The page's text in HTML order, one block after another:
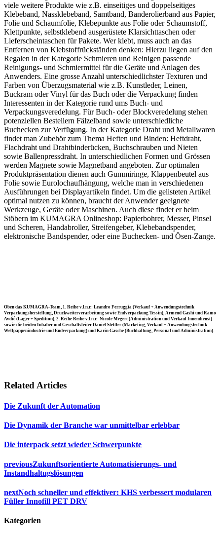
viele weitere Produkte wie z.B. einseitiges und doppelseitiges
Klebeband, Nassklebeband, Samtband, Banderolierband aus Papier,
Folie und Schaumfolie, Klebepunkte aus Folie oder Schaumstoff,
Klettpunkte, selbstklebend ausgerüstete Klarsichttaschen oder
Lieferscheintaschen für Pakete. Wer klebt, muss auch an das
Entfernen von Klebstoffrückständen denken: Hierzu liegen auf den
Regalen in der Kategorie Schmieren und Reinigen passende
Reinigungs- und Schmiermittel für die Geräte und Anlagen des
Anwenders. Eine grosse Anzahl unterschiedlichster Texturen und
Farben von Überzugsmaterial wie z.B. Kunstleder, Leinen,
Buckram oder Vinyl für das Buch oder die Verpackung finden
Interessenten in der Kategorie rund ums Buch- und
Verpackungsveredelung. Für Buch- oder Blockveredelung stehen
potenziellen Bestellern Fälzelband sowie unterschiedliche
Buchecken zur Verfügung. In der Kategorie Draht und Metallwaren
findet man Zubehör zum Thema Heften und Binden: Heftdraht,
Flachdraht und Drahtbinderücken, Buchschrauben und Nieten
sowie Ballenpressdraht. In unterschiedlichen Formen und Grössen
werden Magnete sowie Magnetband angeboten. Zur optimalen
Produktpräsentation dienen auch Gummiringe, Klappenbeutel aus
Folie sowie Eurolochaufhängung, welche man in verschiedenen
Ausführungen bei Displayartikeln findet. Um die gelisteten Artikel
optimal nutzen zu können, braucht der Anwender geeignete
Werkzeuge, Geräte oder Maschinen. Auch diese findet er beim
Stöbern im KUMAGRA Onlineshop: Papierbohrer, Messer, Pinsel
und Scheren, Handabroller, Streifengeber, Klebebandspender,
elektronische Bandspender, oder eine Buchecken- und Ösen-Zange.
Oben das KUMAGRA-Team, 1. Reihe v.l.n.r.: Leandro Ferruggia (Verkauf + Anwendungstechnik
Verpackungsherstellung, Druckweiterverarbeitung sowie Endverpackung Tessin), Armend Gashi und Ramo
Avdić (Lager + Spedition), 2. Reihe Reihe v.l.n.r.: Nicole Megert (Administration und Verkauf Innendienst)
sowie die beiden Inhaber und Geschäftsleiter Daniel Stettler (Marketing, Verkauf + Anwendungstechnik
Wellpappenindustrie und Endverpackung) und Karin Gasche (Buchhaltung, Personal und Administration).
Related Articles
Die Zukunft der Automation
Die Dynamik der Branche war unmittelbar erlebbar
Die interpack setzt wieder Schwerpunkte
previousZukunftsorientierte Automatisierungs- und
Instandhaltugslösungen
nextNoch schneller und effektiver: KHS verbessert modularen
Füller Innofill PET DRV
Kategorien